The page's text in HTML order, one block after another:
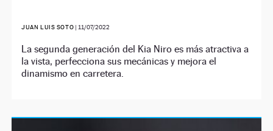
JUAN LUIS SOTO | 11/07/2022
La segunda generación del Kia Niro es más atractiva a
la vista, perfecciona sus mecánicas y mejora el
dinamismo en carretera.